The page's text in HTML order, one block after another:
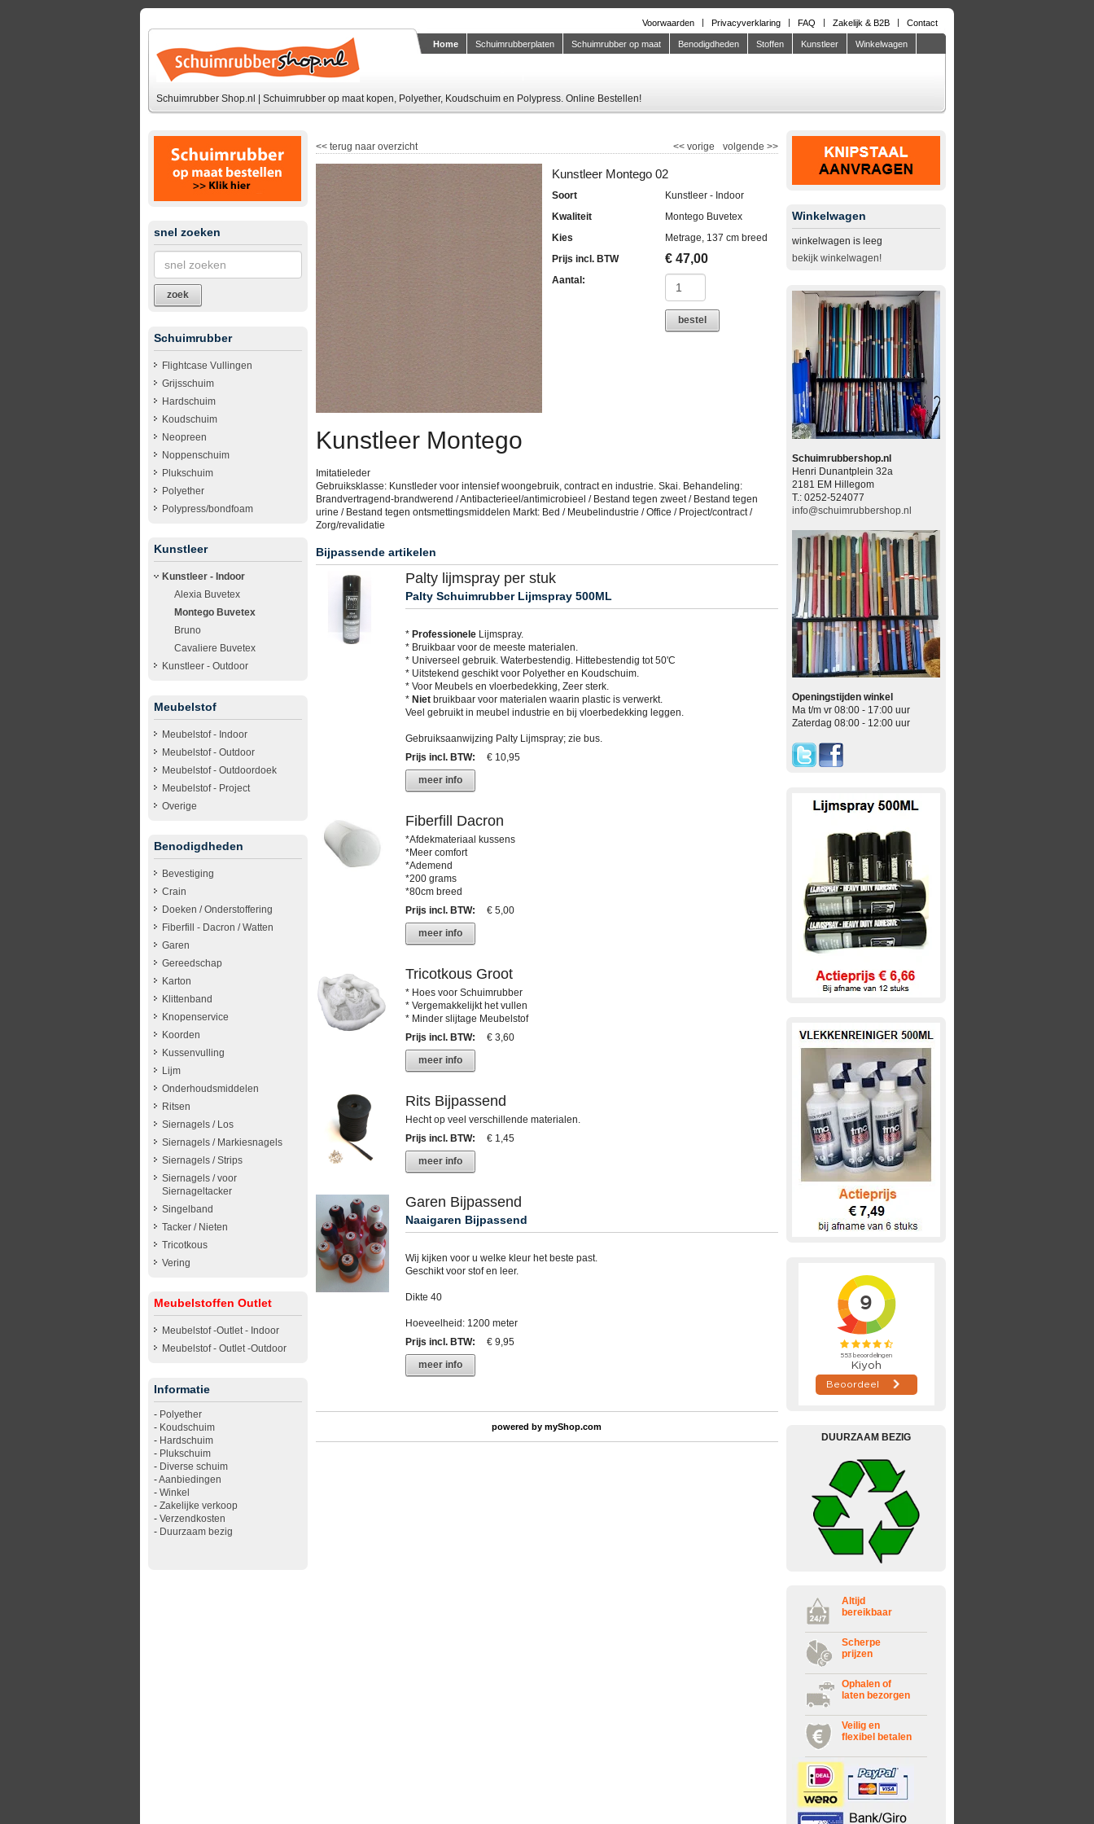
Voorwaarden Privacyverklaring FAQ Zakelijk & B2B Contact
Schuimrubber Shop.nl | Schuimrubber op maat kopen, Polyether, Koudschuim en Polypress. Online Bestellen!
Home Schuimrubberplaten Schuimrubber op maat Benodigdheden Stoffen Kunstleer Winkelwagen
snel zoeken
zoek
Schuimrubber
Flightcase Vullingen
Grijsschuim
Hardschuim
Koudschuim
Neopreen
Noppenschuim
Plukschuim
Polyether
Polypress/bondfoam
Kunstleer
Kunstleer - Indoor
Alexia Buvetex
Montego Buvetex
Bruno
Cavaliere Buvetex
Kunstleer - Outdoor
Meubelstof
Meubelstof - Indoor
Meubelstof - Outdoor
Meubelstof - Outdoordoek
Meubelstof - Project
Overige
Benodigdheden
Bevestiging
Crain
Doeken / Onderstoffering
Fiberfill - Dacron / Watten
Garen
Gereedschap
Karton
Klittenband
Knopenservice
Koorden
Kussenvulling
Lijm
Onderhoudsmiddelen
Ritsen
Siernagels / Los
Siernagels / Markiesnagels
Siernagels / Strips
Siernagels / voor
Siernageltacker
Singelband
Tacker / Nieten
Tricotkous
Vering
Meubelstoffen Outlet
Meubelstof -Outlet - Indoor
Meubelstof - Outlet -Outdoor
Informatie
- Polyether
- Koudschuim
- Hardschuim
- Plukschuim
- Diverse schuim
-Aanbiedingen
- Winkel
- Zakelijke verkoop
- Verzendkosten
- Duurzaam bezig
<< terug naar overzicht volgende >>
<<vorige
Kunstleer Montego 02
Soort
Kunstleer - Indoor
Kwaliteit
Montego Buvetex
Kies
Metrage, 137 cm breed
Prijs incl. BTW
€ 47,00
Aantal:
bestel
Kunstleer Montego
Imitatieleder
Gebruiksklasse: Kunstleder voor intensief woongebruik, contract en industrie. Skai. Behandeling:
Brandvertragend-brandwerend / Antibacterieel/antimicrobieel / Bestand tegen zweet / Bestand tegen
urine / Bestand tegen ontsmettingsmiddelen Markt: Bed / Meubelindustrie / Office / Project/contract /
Zorg/revalidatie
Bijpassende artikelen
Palty lijmspray per stuk
Palty Schuimrubber Lijmspray 500ML
* ProfessioneleLijmspray.
* Bruikbaar voor de meeste materialen.
* Universeel gebruik. Waterbestendig. Hittebestendig tot 50'C
* Uitstekend geschikt voor Polyether en Koudschuim.
* Voor Meubels en vloerbedekking, Zeer sterk.
* Nietbruikbaar voor materialen waarin plastic is verwerkt.
Veel gebruikt in meubel industrie en bij vloerbedekking leggen.
Gebruiksaanwijzing Palty Lijmspray; zie bus.
Prijs incl. BTW:
€ 10,95
meer info
Fiberfill Dacron
*Afdekmateriaal kussens
*Meer comfort
*Ademend
*200 grams
*80cm breed
Prijs incl. BTW:
€ 5,00
meer info
Tricotkous Groot
* Hoes voor Schuimrubber
* Vergemakkelijkt het vullen
* Minder slijtage Meubelstof
Prijs incl. BTW:
€ 3,60
meer info
Rits Bijpassend
Hecht op veel verschillende materialen.
Prijs incl. BTW:
€ 1,45
meer info
Garen Bijpassend
Naaigaren Bijpassend
Wij kijken voor u welke kleur het beste past.
Geschikt voor stof en leer.
Dikte 40
Hoeveelheid: 1200 meter
Prijs incl. BTW:
€ 9,95
meer info
powered bymyShop.com
Winkelwagen
winkelwagen is leeg
bekijk winkelwagen!
Schuimrubbershop.nl
Henri Dunantplein 32a
2181 EM Hillegom
T.: 0252-524077
info@schuimrubbershop.nl
Openingstijden winkel
Ma t/m vr 08:00 - 17:00 uur
Zaterdag 08:00 - 12:00 uur
DUURZAAM BEZIG
Altijd
bereikbaar
Scherpe
prijzen
Ophalen of
laten bezorgen
Veilig en
flexibel betalen